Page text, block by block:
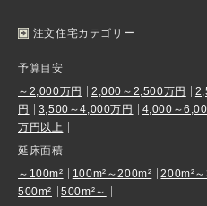
注文住宅カテゴリー
予算目安
～2,000万円
2,000～2,500万円
円
3,500～4,000万円 4,000～
万円以上
延床面積
～100m²
100m²～200m² 200m²
500m²
500m²～